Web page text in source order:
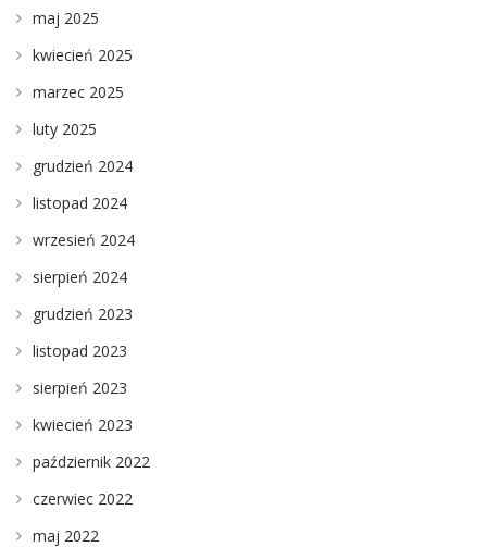
maj 2025
kwiecień 2025
marzec 2025
luty 2025
grudzień 2024
listopad 2024
wrzesień 2024
sierpień 2024
grudzień 2023
listopad 2023
sierpień 2023
kwiecień 2023
październik 2022
czerwiec 2022
maj 2022